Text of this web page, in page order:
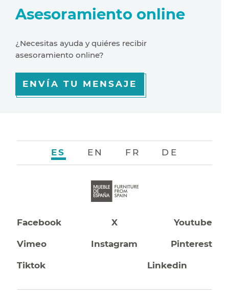
Asesoramiento online
¿Necesitas ayuda y quiéres recibir
asesoramiento online?
ENVÍA TU MENSAJE
Facebook X Youtube
Vimeo Instagram Pinterest
Tiktok Linkedin
ES EN FR DE